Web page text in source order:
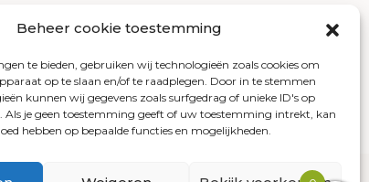
Beheer cookie toestemming
te bieden, gebruiken wij technologieën zoals cookies om
op te slaan en/of te raadplegen. Door in te stemmen
kunnen wij gegevens zoals surfgedrag of unieke ID's op
Als je geen toestemming geeft of uw toestemming intrekt, kan
hebben op bepaalde functies en mogelijkheden.
Cookiebeleid